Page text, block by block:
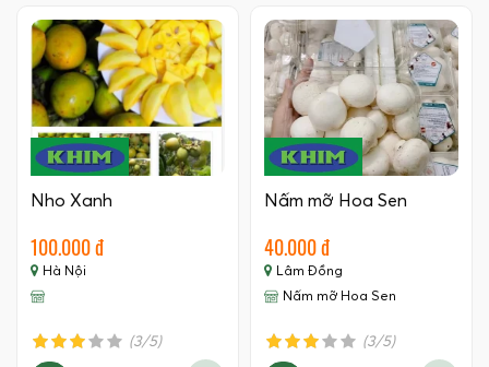
Nho Xanh
100.000 đ
Hà Nội
(3/5)
Nấm mỡ Hoa Sen
40.000 đ
Lâm Đồng
Nấm mỡ Hoa Sen
(3/5)